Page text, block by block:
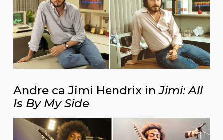
Andre ca Jimi Hendrix inJimi: All
Is By My Side